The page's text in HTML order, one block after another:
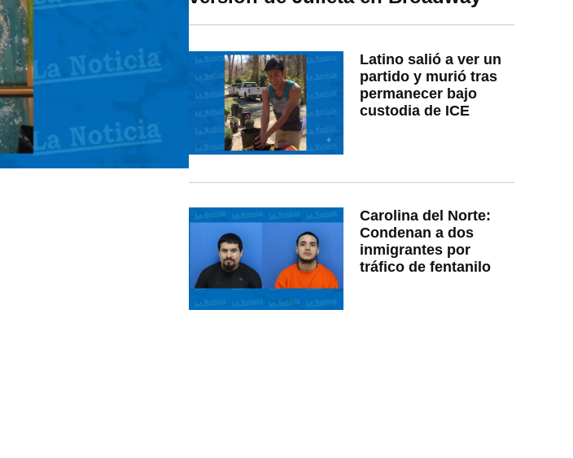
Latino salió a ver un
partido y murió tras
permanecer bajo
custodia de ICE
Carolina del Norte:
Condenan a dos
inmigrantes por
tráfico de fentanilo